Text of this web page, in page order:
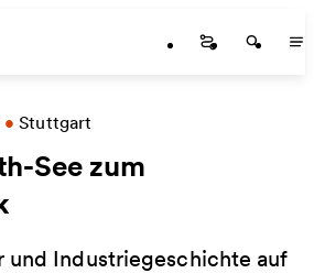
Startseite
• Stuttgart
See zum
und Industriegeschichte auf